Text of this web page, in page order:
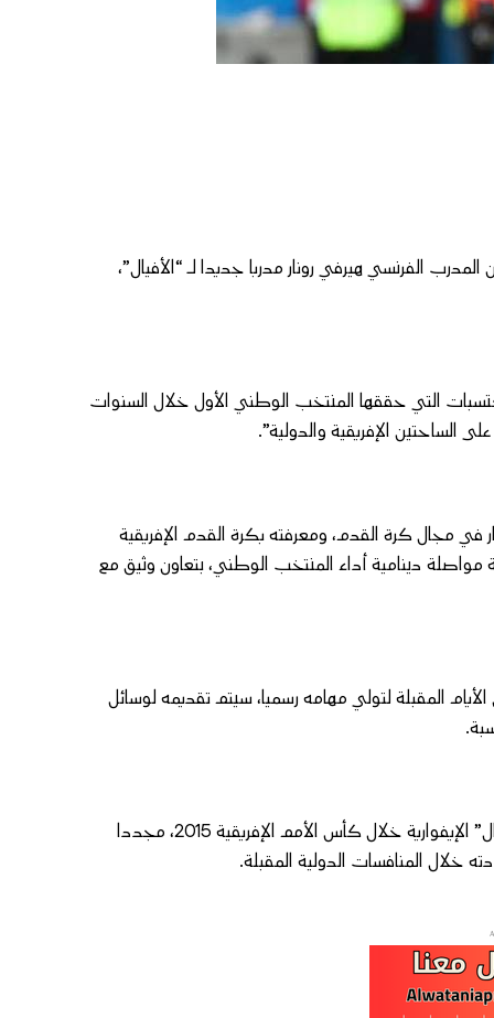
المدرب الفرنسي هيرفي رونار مدربا جديدا لـ “الأفيال”،
التي حققها المنتخب الوطني الأول خلال السنوات
الساحتين الإفريقية والدولية”.
في مجال كرة القدم، ومعرفته بكرة القدم الإفريقية
مواصلة دينامية أداء المنتخب الوطني، بتعاون وثيق مع
المقبلة لتولي مهامه رسميا، سيتم تقديمه لوسائل
وبذلك، سيعود هيرفي رونار، المتوج من قبل بلقب بطل إفريقيا مع “الأفيال” الإيفوارية خلال كأس الأمم الإفريقية 2015، مجددا
خلال المنافسات الدولية المقبلة.